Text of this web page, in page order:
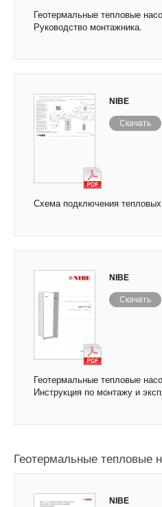
Геотермальные тепловые
Руководство монтажника.
NIBE
Скачать
Схема подключения
NIBE
Скачать
Геотермальные тепловые
Инструкция по монтажу и
Геотермальные тепловые
NIBE